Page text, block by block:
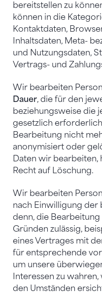
bereitstellen zu
können in die
Kontaktdaten,
Inhaltsdaten, Meta-
und Nutzungsdaten,
Vertrags- und
Wir bearbeiten
Dauer, die für den
beziehungsweise die
gesetzlich
Bearbeitung nicht
anonymisiert oder
Daten wir bearbeiten,
Recht auf Löschung.
Wir bearbeiten
nach Einwilligung der
denn, die
Gründen zulässig,
eines Vertrages mit
für entsprechende
um unsere
Interessen zu
den Umständen